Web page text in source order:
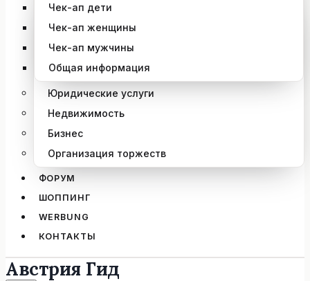
Чек-ап дети
Чек-ап женщины
Чек-ап мужчины
Общая информация
Юридические услуги
Недвижимость
Бизнес
Организация торжеств
ФОРУМ
ШОППИНГ
WERBUNG
КОНТАКТЫ
Австрия Гид